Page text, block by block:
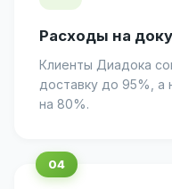
Расходы на
Клиенты Диадока
доставку до 95%, а
на 80%.